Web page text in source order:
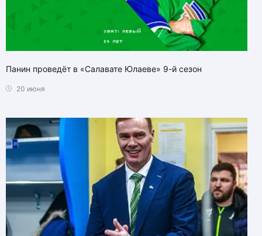
Панин проведёт в «Салавате Юлаеве» 9-й сезон
20 июня